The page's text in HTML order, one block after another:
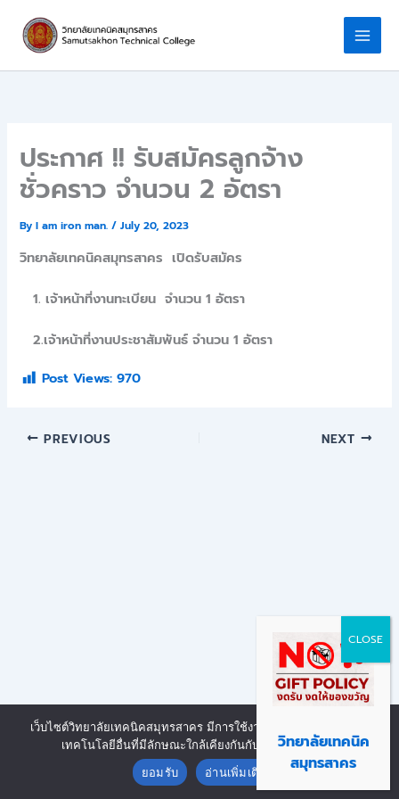
content
ประกาศ !! รับสมัครลูกจ้าง
ชั่วคราว จำนวน 2 อัตรา
ByI am iron man./July 20, 2023
วิทยาลัยเทคนิคสมุทรสาคร เปิดรับสมัคร
1. เจ้าหน้าที่งานทะเบียน จำนวน 1 อัตรา
2.เจ้าหน้าที่งานประชาสัมพันธ์ จำนวน 1 อัตรา
Post Views: 970
PREVIOUS NEXT
Copyright © 2026 | Powered by งานศูนย์ข้อมูลสารสนเทศ วิทยาลัย
เทคนิคสมุทรสาคร
วิทยาลัยเทคนิค
สมุทรสาคร
เว็บไซต์วิทยาลัยเทคนิคสมุทรสาคร มีการใช้งานเทคโนโลยีคุกกี้ หรือ
เทคโนโลยีอื่นที่มีลักษณะใกล้เคียงกันกับคุกกี้ บนเว็บไซต์
ยอมรับ
อ่านเพิ่มเติม
Contact us